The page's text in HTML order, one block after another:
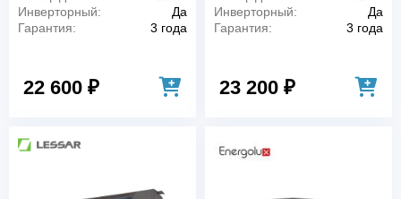
Инверторный:
Да
Гарантия:
3 года
22 600 ₽
Инверторный:
Да
Гарантия:
3 года
23 200 ₽